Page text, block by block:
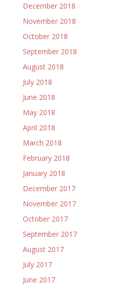
December 2018
November 2018
October 2018
September 2018
August 2018
July 2018
June 2018
May 2018
April 2018
March 2018
February 2018
January 2018
December 2017
November 2017
October 2017
September 2017
August 2017
July 2017
June 2017